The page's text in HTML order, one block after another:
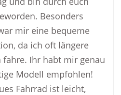
Besonders
mir eine bequeme
da ich oft längere
fahre. Ihr habt mir genau
Modell empfohlen!
Fahrrad ist leicht,